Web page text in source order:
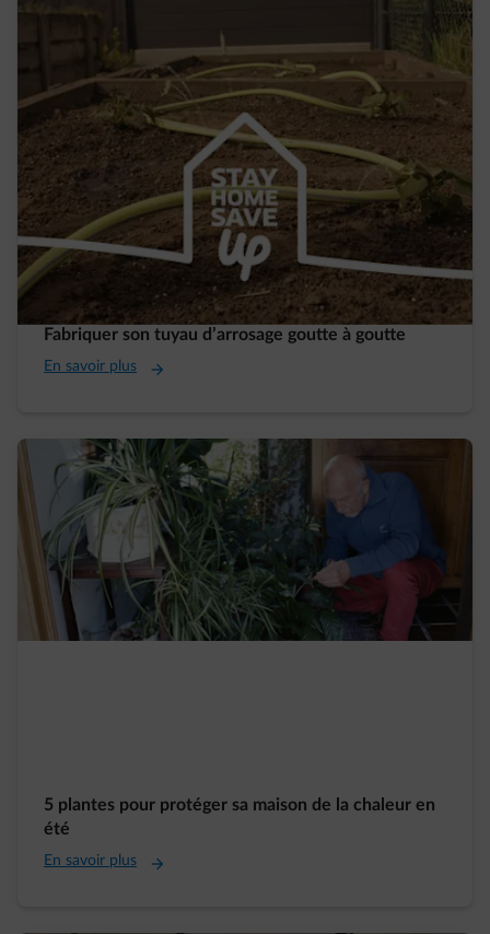
Fabriquer son tuyau d’arrosage goutte à goutte
En savoir plus
5 plantes pour protéger sa maison de la chaleur en
été
En savoir plus